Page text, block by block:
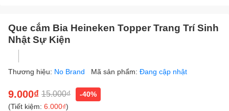
Que cắm Bia Heineken Topper Trang Trí Sinh
Nhật Sự Kiện
Thương hiệu: No Brand Mã sản phẩm: Đang cập nhật
9.000₫ 15.000₫
-40%
(Tiết kiệm: 6.000₫)